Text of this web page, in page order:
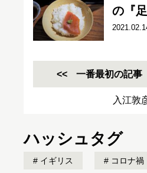
の『
一番最初の記事
入江敦
ハッシュタグ
イギリス コロナ禍